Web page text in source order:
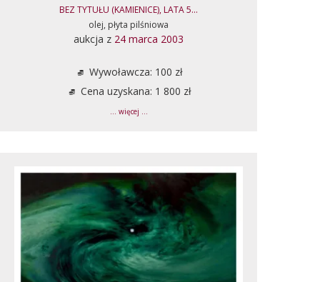
BEZ TYTUŁU (KAMIENICE), LATA 5...
olej, płyta pilśniowa
aukcja z 24 marca 2003
Wywoławcza: 100 zł
Cena uzyskana: 1 800 zł
... więcej ...